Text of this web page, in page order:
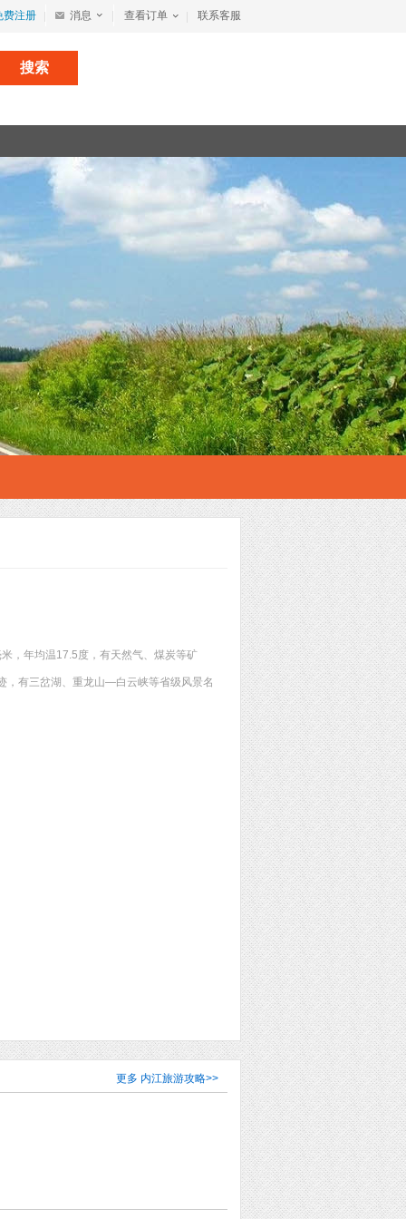
费注册 消息 查看订单 联系客服
搜索
，年均温17.5度，有天然气、煤炭等矿
，有三岔湖、重龙山―白云峡等省级风景名
更多 内江旅游攻略>>